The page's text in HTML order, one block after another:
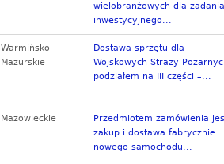
wielobranżowych dla zadania
inwestycyjnego...
Warmińsko-
Mazurskie
Dostawa sprzętu dla
Wojskowych Straży
podziałem na III części –...
Mazowieckie
Przedmiotem zamówienia
zakup i dostawa fabrycznie
nowego samochodu...